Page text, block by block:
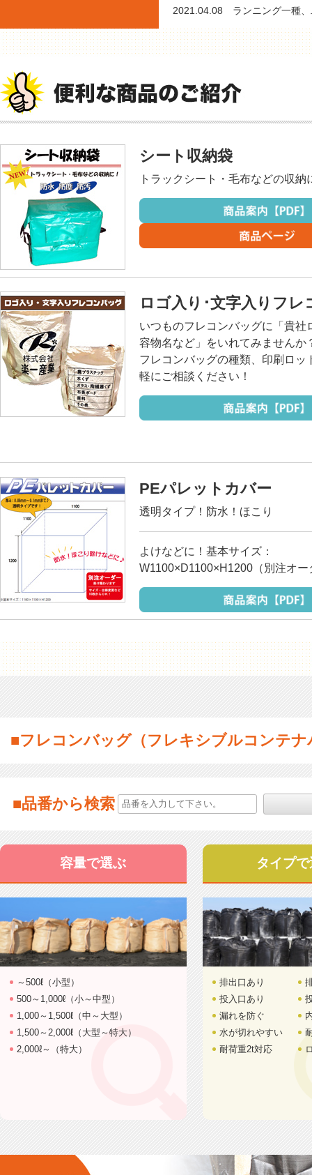
2021.04.08 ランニング一種、
2021.03.19 フレコンバッグ運
2020.11.12 カラーフレコンバ
2020.06.11 段ボールパーティ
2020.06.11 フレコンバッグ人
2020.02.14 最新版デジタルカ
2019.06.06 ＮＥＷ！静電気
2019.04.12 フレコンバッグ
シート収納袋
トラックシート・毛布などの収納
ロゴ入り･文字入りフレ
いつものフレコンバッグに「貴社
容物名など」をいれてみませんか
フレコンバッグの種類、印刷ロッ
軽にご相談ください！
PEパレットカバー
透明タイプ！防水！ほこり
よけなどに！基本サイズ：
W1100×D1100×H1200（別注オー
■フレコンバッグ（フレキシブルコンテナ
■品番から検索
容量で選ぶ
～500ℓ（小型）
500～1,000ℓ（小～中型）
1,000～1,500ℓ（中～大型）
1,500～2,000ℓ（大型～特大）
2,000ℓ～（特大）
タイプ
排出口あり
投入口あり
漏れを防ぐ
水が切れやすい
耐荷重2t対応